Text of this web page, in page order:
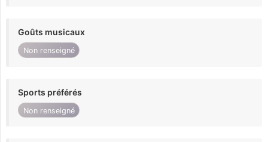
Goûts musicaux
Non renseigné
Sports préférés
Non renseigné